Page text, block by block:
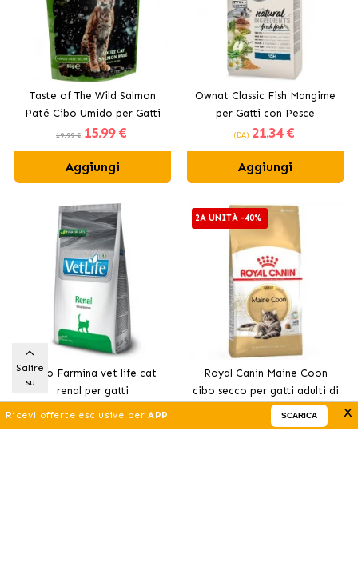
Taste of The Wild Salmon
Paté Cibo Umido per Gatti
19.99 € 15.99 €
Aggiungi
Ownat Classic Fish Mangime
per Gatti con Pesce
(DA) 21.34 €
Aggiungi
Cibo Farmina vet life cat
renal per gatti
(DA) 7.69 €
2A UNITÀ -40%
Royal Canin Maine Coon
cibo secco per gatti adulti di
razza Maine Coon
86.33 €
Ricevi offerte esclusive perAPP SCARICA x
Salire
su